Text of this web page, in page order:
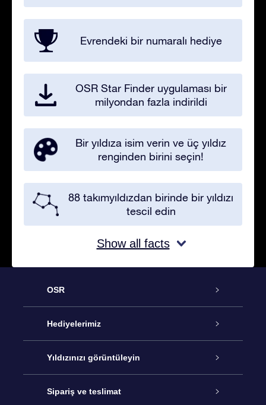
Evrendeki bir numaralı hediye
OSR Star Finder uygulaması bir
milyondan fazla indirildi
Bir yıldıza isim verin ve üç yıldız
renginden birini seçin!
88 takımyıldızdan birinde bir yıldızı
tescil edin
Show all facts
OSR
Hizmet
İletişim
Blogu
Hediyelerimiz
Çevrimiçi Yıldız Hediyesi
OSR Hediye Paketi
Yıldızınızı görüntüleyin
Star Register
Sipariş ve teslimat